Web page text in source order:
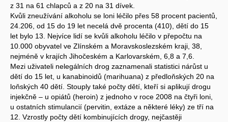
z 31 na 61 chlapců a z 20 na 31 dívek.
Kvůli zneužívání alkoholu se loni léčilo přes 58 procent pacientů,
24.206, od 15 do 19 let necelá dvě procenta (410), dětí do 15
let bylo 13. Nejvíce lidí se kvůli alkoholu léčilo v přepočtu na
10.000 obyvatel ve Zlínském a Moravskoslezském kraji, 38,
nejméně v krajích Jihočeském a Karlovarském, 6,8 a 7,6.
Mezi uživateli nelegálních drog zaznamenali statistici nárůst u
dětí do 15 let, u kanabinoidů (marihuana) z předloňských 20 na
loňských 40 dětí. Stouply také počty dětí, kteří si aplikují drogu
injekčně – u opiátů (heroin) z jednoho v roce 2008 na čtyři loni,
u ostatních stimulancií (pervitin, extáze a některé léky) ze tří na
12. Vzrostly počty dětí kombinujících drogy, nejčastěji